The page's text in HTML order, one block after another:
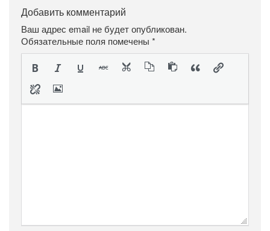
Добавить комментарий
Ваш адрес email не будет опубликован.
Обязательные поля помечены *